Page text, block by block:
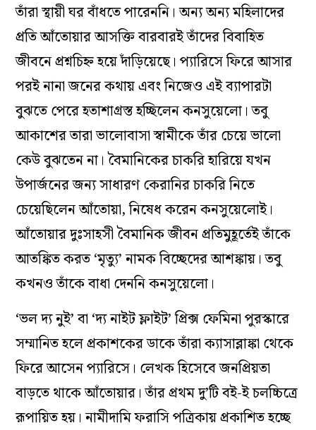
তাঁরা স্থায়ী ঘর বাঁধতে পারেননি। অন্য অন্য মহিলাদের
প্রতি আঁতোয়ার আসক্তি বারবারই তাঁদের বিবাহিত
জীবনে প্রশ্নচিহ্ন হয়ে দাঁড়িয়েছে। প্যারিসে ফিরে আসার
পরই নানা জনের কথায় এবং নিজেও এই ব্যাপারটা
বুঝতে পেরে হতাশাগ্রস্ত হচ্ছিলেন কনসুয়েলো। তবু
আকাশের তারা ভালোবাসা স্বামীকে তাঁর চেয়ে ভালো
কেউ বুঝতেন না। বৈমানিকের চাকরি হারিয়ে যখন
উপার্জনের জন্য সাধারণ কেরানির চাকরি নিতে
চেয়েছিলেন আঁতোয়া, নিষেধ করেন কনসুয়েলোই।
আঁতোয়ার দুঃসাহসী বৈমানিক জীবন প্রতিমুহূর্তেই তাঁকে
আতঙ্কিত করত ‘মৃত্যু’ নামক বিচ্ছেদের আশঙ্কায়। তবু
কখনও তাঁকে বাধা দেননি কনসুয়েলো।
‘ভল দ্য নুই’ বা ‘দ্য নাইট ফ্লাইট’ প্রিক্স ফেমিনা পুরস্কারে
সম্মানিত হলে প্রকাশকের ডাকে তাঁরা ক্যাসাব্লাঙ্কা থেকে
ফিরে আসেন প্যারিসে। লেখক হিসেবে জনপ্রিয়তা
বাড়তে থাকে আঁতোয়ার। তাঁর প্রথম দু’টি বই-ই চলচ্চিত্রে
রূপায়িত হয়। নামীদামি ফরাসি পত্রিকায় প্রকাশিত হচ্ছে